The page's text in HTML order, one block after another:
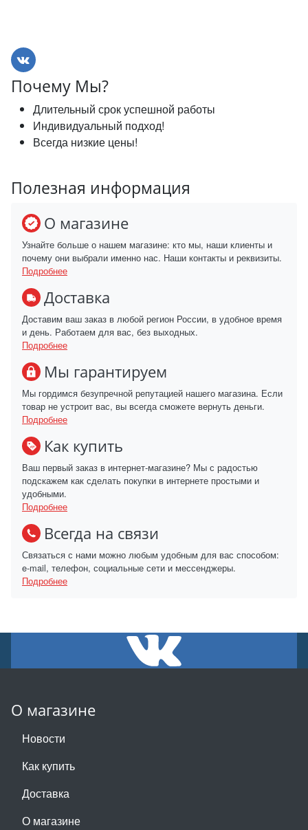
Почему Мы?
Длительный срок успешной работы
Индивидуальный подход!
Всегда низкие цены!
Полезная информация
О магазине
Узнайте больше о нашем магазине: кто мы, наши клиенты и
почему они выбрали именно нас. Наши контакты и реквизиты.
Подробнее
Доставка
Доставим ваш заказ в любой регион России, в удобное время
и день. Работаем для вас, без выходных.
Подробнее
Мы гарантируем
Мы гордимся безупречной репутацией нашего магазина. Если
товар не устроит вас, вы всегда сможете вернуть деньги.
Подробнее
Как купить
Ваш первый заказ в интернет-магазине? Мы с радостью
подскажем как сделать покупки в интернете простыми и
удобными.
Подробнее
Всегда на связи
Связаться с нами можно любым удобным для вас способом:
e-mail, телефон, социальные сети и мессенджеры.
Подробнее
О магазине
Новости
Как купить
Доставка
О магазине